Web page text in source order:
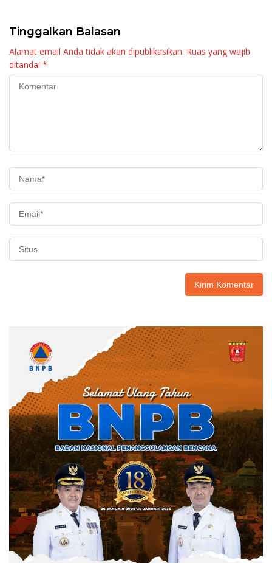
Tinggalkan Balasan
Alamat email Anda tidak akan dipublikasikan. Ruas yang wajib
ditandai *